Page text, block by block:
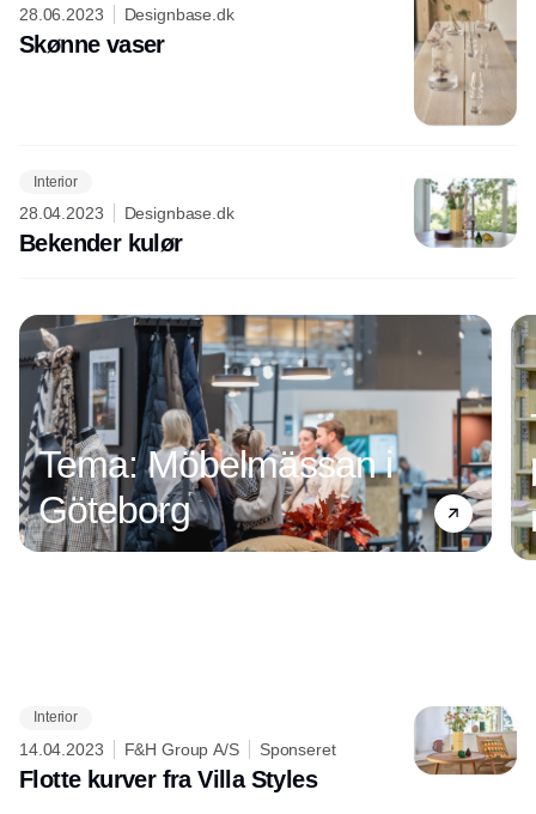
28.06.2023 Designbase.dk
Skønne vaser
Interior
28.04.2023 Designbase.dk
Bekender kulør
Tema: Möbelmässan i
Göteborg
Interior
14.04.2023 F&H Group A/S Sponseret
Flotte kurver fra Villa Styles